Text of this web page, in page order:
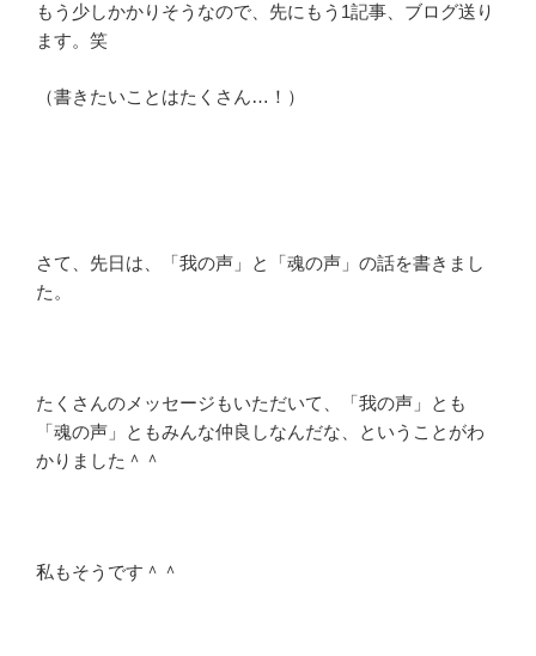
もう少しかかりそうなので、先にもう1記事、ブログ送り
ます。笑
（書きたいことはたくさん…！）
さて、先日は、「我の声」と「魂の声」の話を書きまし
た。
たくさんのメッセージもいただいて、「我の声」とも
「魂の声」ともみんな仲良しなんだな、ということがわ
かりました＾＾
私もそうです＾＾